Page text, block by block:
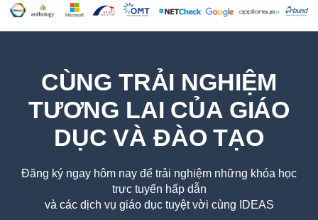
CÙNG TRẢI NGHIỆM
TƯƠNG LAI CỦA GIÁO
DỤC VÀ ĐÀO TẠO
Đăng ký ngay hôm nay để trải nghiệm những khóa học
trực tuyến hấp dẫn
và các dịch vụ giáo dục tuyệt vời cùng IDEAS